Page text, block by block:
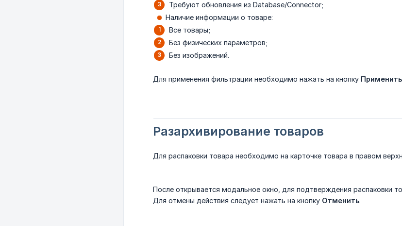
Требуют обновления из Database/Connector;
Наличие информации о товаре:
Все товары;
Без физических параметров;
Без изображений.
Для применения фильтрации необходимо нажать на кнопку
Разархивирование товаров
Для распаковки товара необходимо на карточке товара в правом
После открывается модальное окно, для подтверждения распаковки
Для отмены действия следует нажать на кнопку Отменить.